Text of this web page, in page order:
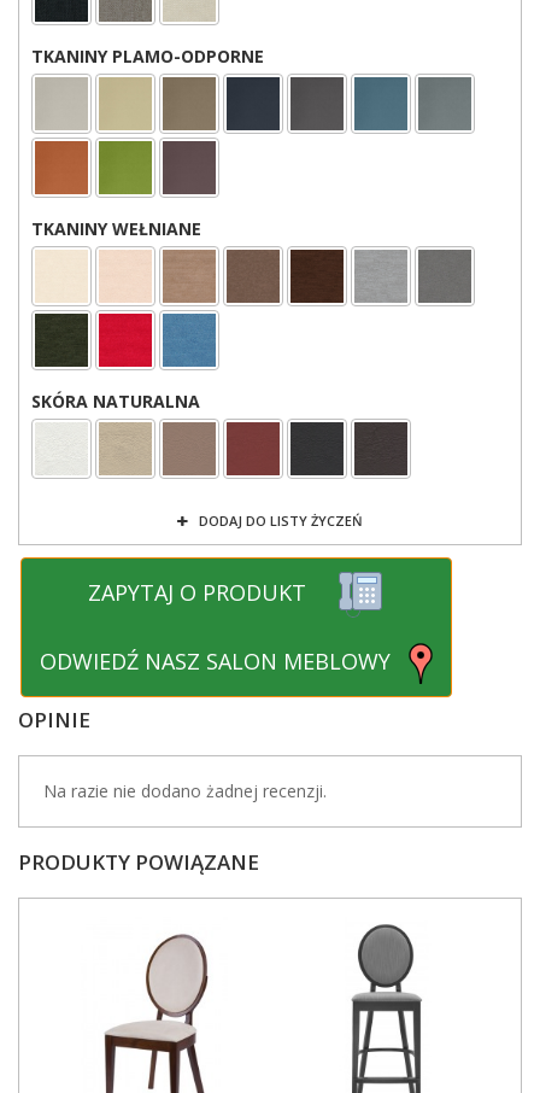
TKANINY PLAMO-ODPORNE
TKANINY WEŁNIANE
SKÓRA NATURALNA
DODAJ DO LISTY ŻYCZEŃ
ZAPYTAJ O PRODUKT
ODWIEDŹ NASZ SALON MEBLOWY
OPINIE
Na razie nie dodano żadnej recenzji.
PRODUKTY POWIĄZANE